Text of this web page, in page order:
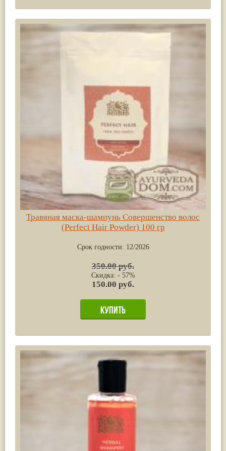
Травяная маска-шампунь Совершенство волос
(Perfect Hair Powder) 100 гр
Срок годности: 12/2026
350.00 руб.
Скидка: - 57%
150.00 руб.